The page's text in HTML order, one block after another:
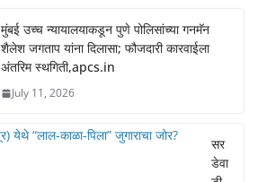
मुंबई उच्च न्यायालयाकडून पुणे पोलिसांच्या गनमॅन
शैलेश जगताप यांना दिलासा; फौजदारी कारवाईला
अंतरिम स्थगिती,apcs.in
July 11, 2026
सर
डेवा